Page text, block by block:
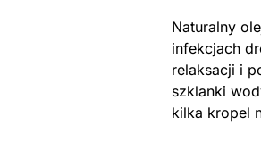
Naturalny
infekcjach
relaksacji i
szklanki
kilka kropel